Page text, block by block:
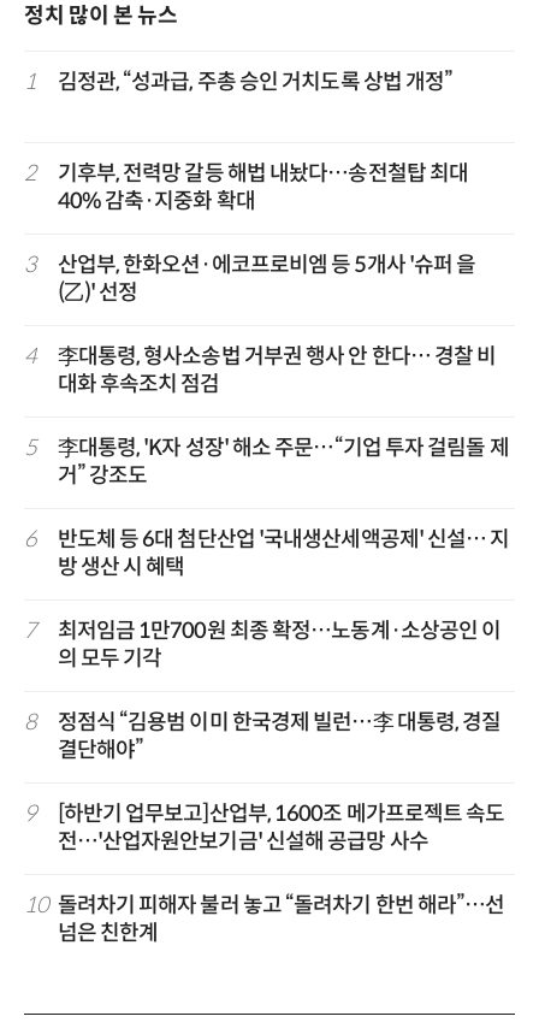
정치 많이 본 뉴스
1 김정관, “성과급, 주총 승인 거치도록 상법 개정”
2
기후부, 전력망 갈등 해법 내놨다…송전철탑 최대
40% 감축·지중화 확대
3
산업부, 한화오션·에코프로비엠 등 5개사 '슈퍼 을
(乙)' 선정
4
李대통령, 형사소송법 거부권 행사 안 한다… 경찰 비
대화 후속조치 점검
5
李대통령, 'K자 성장' 해소 주문…“기업 투자 걸림돌 제
거” 강조도
6
반도체 등 6대 첨단산업 '국내생산세액공제' 신설… 지
방 생산 시 혜택
7
최저임금 1만700원 최종 확정…노동계·소상공인 이
의 모두 기각
8
정점식 “김용범 이미 한국경제 빌런…李 대통령, 경질
결단해야”
9
[하반기 업무보고]산업부, 1600조 메가프로젝트 속도
전…'산업자원안보기금' 신설해 공급망 사수
10 돌려차기 피해자 불러 놓고 “돌려차기 한번 해라”…선
넘은 친한계